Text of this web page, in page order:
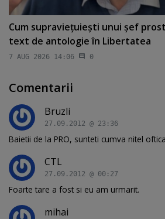
Cum supravieţuieşti unui şef
text de antologie în Libertatea
7 AUG 2026 14:06 0
Comentarii
Bruzli
27.09.2012 @ 23:36
Baietii de la PRO, sunteti cumva nitel
CTL
27.09.2012 @ 00:27
Foarte tare a fost si eu am urmarit.
mihai